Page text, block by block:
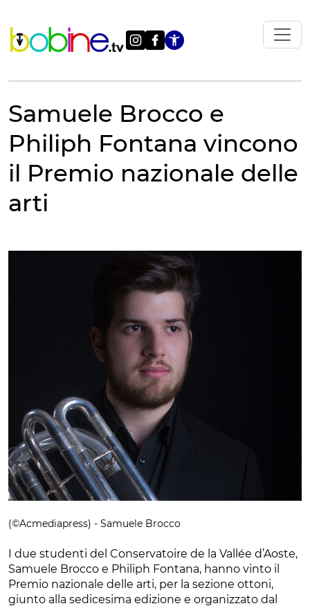
contenuto
Apri le
Samuele Brocco e
Philiph Fontana vincono
il Premio nazionale delle
arti
(©Acmediapress) - Samuele Brocco
I due studenti del Conservatoire de la Vallée d’Aoste,
Samuele Brocco e Philiph Fontana, hanno vinto il
Premio nazionale delle arti, per la sezione ottoni,
giunto alla sedicesima edizione e organizzato dal